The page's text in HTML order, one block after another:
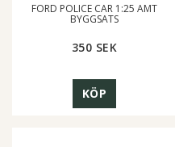
FORD POLICE CAR 1:25 AMT
BYGGSATS
350 SEK
KÖP